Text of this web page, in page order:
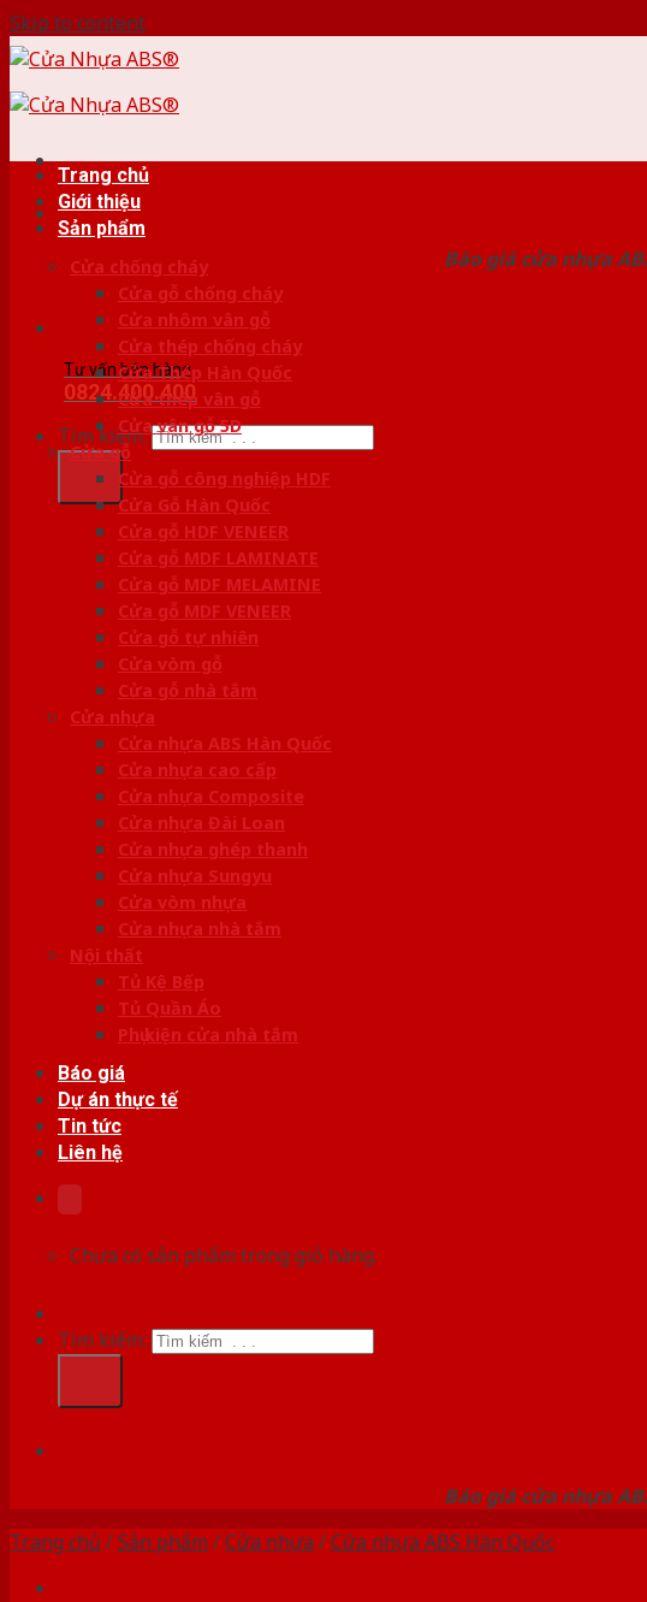
Skip to content
Báo giá cửa nhựa
Tư vấn bán hàng
0824.400.400
Tìm kiếm:
Trang chủ
Giới thiệu
Sản phẩm
Cửa chống cháy
Cửa gỗ chống cháy
Cửa nhôm vân gỗ
Cửa thép chống cháy
Cửa Thép Hàn Quốc
Cửa thép vân gỗ
Cửa vân gỗ 5D
Cửa gỗ
Cửa gỗ công nghiệp HDF
Cửa Gỗ Hàn Quốc
Cửa gỗ HDF VENEER
Cửa gỗ MDF LAMINATE
Cửa gỗ MDF MELAMINE
Cửa gỗ MDF VENEER
Cửa gỗ tự nhiên
Cửa vòm gỗ
Cửa gỗ nhà tắm
Cửa nhựa
Cửa nhựa ABS Hàn Quốc
Cửa nhựa cao cấp
Cửa nhựa Composite
Cửa nhựa Đài Loan
Cửa nhựa ghép thanh
Cửa nhựa Sungyu
Cửa vòm nhựa
Cửa nhựa nhà tắm
Nội thất
Tủ Kệ Bếp
Tủ Quần Áo
Phụ kiện cửa nhà tắm
Báo giá
Dự án thực tế
Tin tức
Liên hệ
Chưa có sản phẩm trong giỏ hàng.
Tìm kiếm:
Báo giá cửa nhựa
Trang chủ /Sản phẩm /Cửa nhựa /Cửa nhựa ABS Hàn Quốc